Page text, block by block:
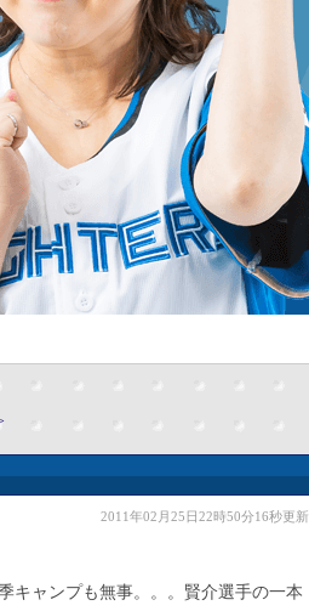
2011年02月25日22時50分16秒更新
キャンプも無事。。。賢介選手の一本